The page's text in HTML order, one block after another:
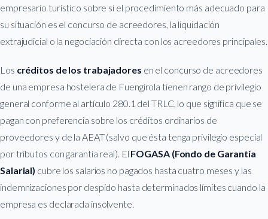
empresario turístico sobre si el procedimiento más adecuado para
su situación es el concurso de acreedores, la liquidación
extrajudicial o la negociación directa con los acreedores principales.
Los créditos de los trabajadores en el concurso de acreedores
de una empresa hostelera de Fuengirola tienen rango de privilegio
general conforme al artículo 280.1 del TRLC, lo que significa que se
pagan con preferencia sobre los créditos ordinarios de
proveedores y de la AEAT (salvo que ésta tenga privilegio especial
por tributos con garantía real). El FOGASA (Fondo de Garantía
Salarial) cubre los salarios no pagados hasta cuatro meses y las
indemnizaciones por despido hasta determinados límites cuando la
empresa es declarada insolvente.